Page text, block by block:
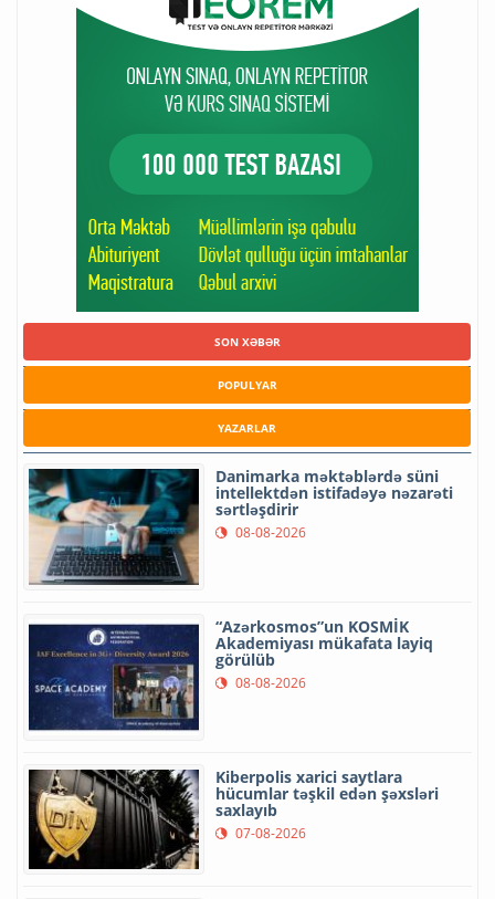
SON XƏBƏR
POPULYAR
YAZARLAR
Danimarka məktəblərdə süni
intellektdən istifadəyə nəzarəti
sərtləşdirir
08-08-2026
“Azərkosmos”un KOSMİK
Akademiyası mükafata layiq
görülüb
08-08-2026
Kiberpolis xarici saytlara
hücumlar təşkil edən şəxsləri
saxlayıb
07-08-2026